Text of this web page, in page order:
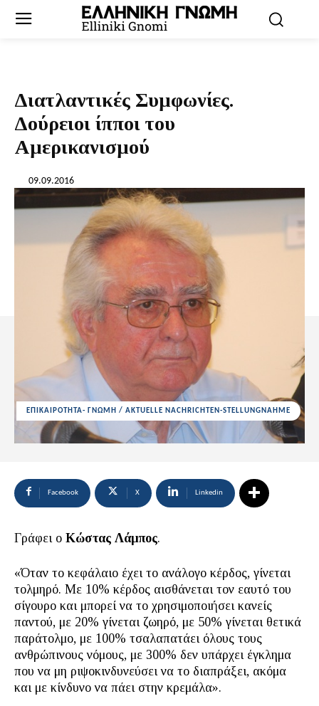
Διατλαντικές Συμφωνίες.
Δούρειοι ίπποι του
Αμερικανισμού
09.09.2016
ΕΠΙΚΑΙΡΟΤΗΤΑ- ΓΝΩΜΗ / AKTUELLE NACHRICHTEN-STELLUNGNAHME
Facebook X Linkedin
Γράφει ο Κώστας Λάμπος.
«Όταν το κεφάλαιο έχει το ανάλογο κέρδος, γίνεται
τολμηρό. Με 10% κέρδος αισθάνεται τον εαυτό του
σίγουρο και μπορεί να το χρησιμοποιήσει κανείς
παντού, με 20% γίνεται ζωηρό, με 50% γίνεται θετικά
παράτολμο, με 100% τσαλαπατάει όλους τους
ανθρώπινους νόμους, με 300% δεν υπάρχει έγκλημα
που να μη ριψοκινδυνεύσει να το διαπράξει, ακόμα
και με κίνδυνο να πάει στην κρεμάλα».